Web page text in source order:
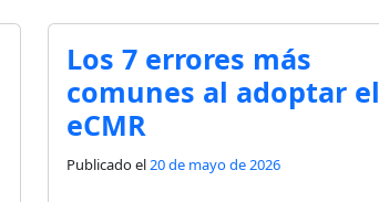
Los 7 errores más
comunes al adoptar el
eCMR
Publicado el20 de mayo de 2026